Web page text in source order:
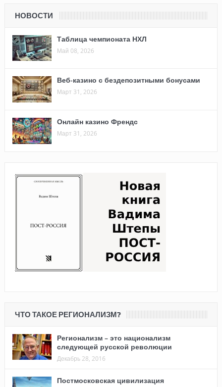
НОВОСТИ
Таблица чемпионата НХЛ
Май 08, 2026
Веб-казино с бездепозитными бонусами
Март 31, 2026
Онлайн казино Френдс
Март 31, 2026
ЧТО ТАКОЕ РЕГИОНАЛИЗМ?
Регионализм – это национализм
следующей русской революции
Декабрь 28, 2016
Постмосковская цивилизация